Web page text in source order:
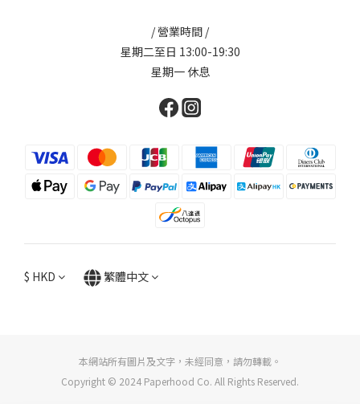
/ 營業時間 /
星期二至日 13:00-19:30
星期一 休息
$ HKD 繁體中文
本網站所有圖片及文字，未經同意，請勿轉載。
Copyright © 2024 Paperhood Co. All Rights Reserved.